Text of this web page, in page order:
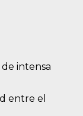
intensa
entre el